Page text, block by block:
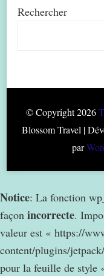
Rechercher
© Copyright 2026
Blossom Travel |
par
Notice: La fonction
façon incorrecte.
valeur est « https://
content/plugins/
pour la feuille de style